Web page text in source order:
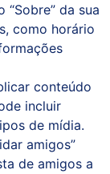
“Sobre” da sua
como horário
conteúdo
incluir
de mídia.
amigos”
de amigos a